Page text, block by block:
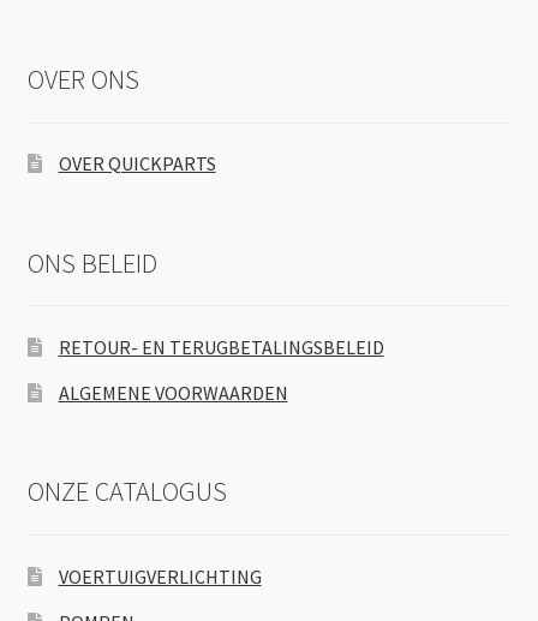
OVER ONS
OVER QUICKPARTS
ONS BELEID
RETOUR- EN TERUGBETALINGSBELEID
ALGEMENE VOORWAARDEN
ONZE CATALOGUS
VOERTUIGVERLICHTING